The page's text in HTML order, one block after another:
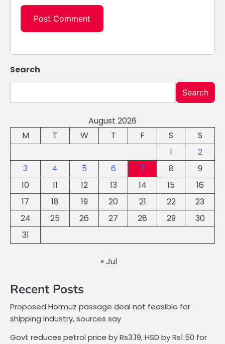
Search
Search
August 2026
M
T W T F S
S
1
2
3
4 5 6 7 8
9
10
11 12 13 14 15
16
17
18 19 20 21 22
23
24
25 26 27 28 29
30
31
« Jul
Recent Posts
Proposed Hormuz passage deal not feasible for
shipping industry, sources say
Govt reduces petrol price by Rs3.19, HSD by Rs1.50 for